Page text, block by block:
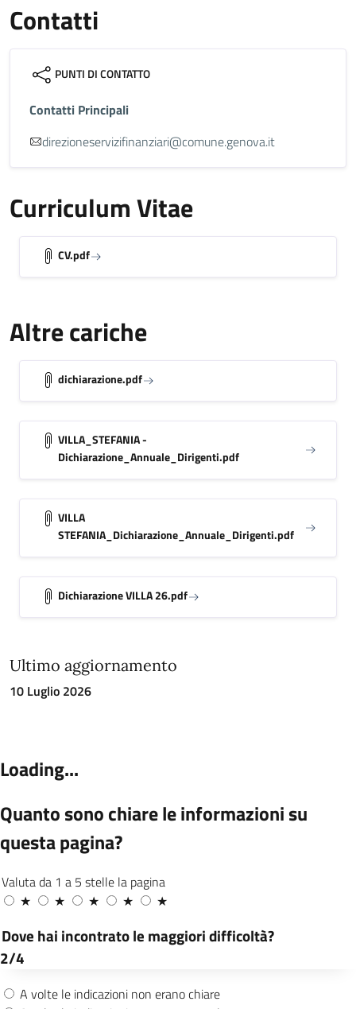
Contatti
PUNTI DI CONTATTO
Contatti Principali
direzioneservizifinanziari@comune.genova.it
Curriculum Vitae
CV.pdf
Altre cariche
dichiarazione.pdf
VILLA_STEFANIA -
Dichiarazione_Annuale_Dirigenti.pdf
VILLA
STEFANIA_Dichiarazione_Annuale_Dirigenti.pdf
Dichiarazione VILLA 26.pdf
Ultimo aggiornamento
10 Luglio 2026